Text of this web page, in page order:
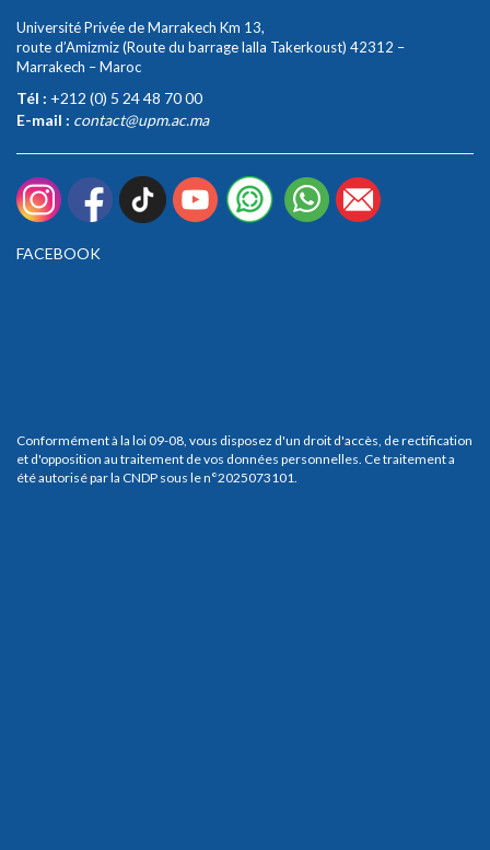
Université Privée de Marrakech Km 13,
route d’Amizmiz (Route du barrage lalla Takerkoust) 42312 –
Marrakech – Maroc
Tél : +212 (0) 5 24 48 70 00
E-mail : contact@upm.ac.ma
FACEBOOK
Conformément à la loi 09-08, vous disposez d'un droit d'accès, de rectification
et d'opposition au traitement de vos données personnelles. Ce traitement a
été autorisé par la CNDP sous le n°2025073101.